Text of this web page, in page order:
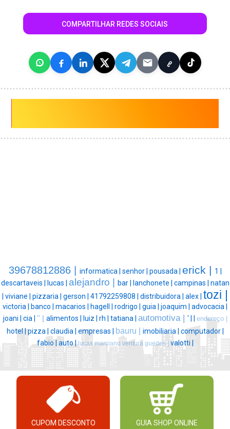
COMPARTILHAR REDES SOCIAIS
39678812886 | informatica | senhor | pousada | erick | 1 |
descartaveis |
lucas | alejandro | bar | lanchonete | campinas | natan
viviane | pizzaria | gerson | 41792259808 | distribuidora | alex | tozi |
victoria | banco | macarios | hagell | rodrigo | guia | joaquim | advocacia |
joani | cia | '' | alimentos | luiz | rh | tatiana | automotiva | ' | endereço |
hotel |pizza | claudia | empresas | bauru | imobiliaria | computador |
fabio | auto |lucas marciano ventura guedes | valotti |
CUPOM DESCONTO GUIA SHOP ONLINE